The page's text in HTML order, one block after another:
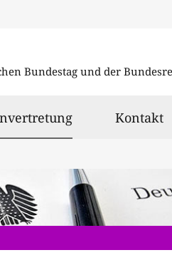
Bundestag und der
ausgewählt
Kontakt